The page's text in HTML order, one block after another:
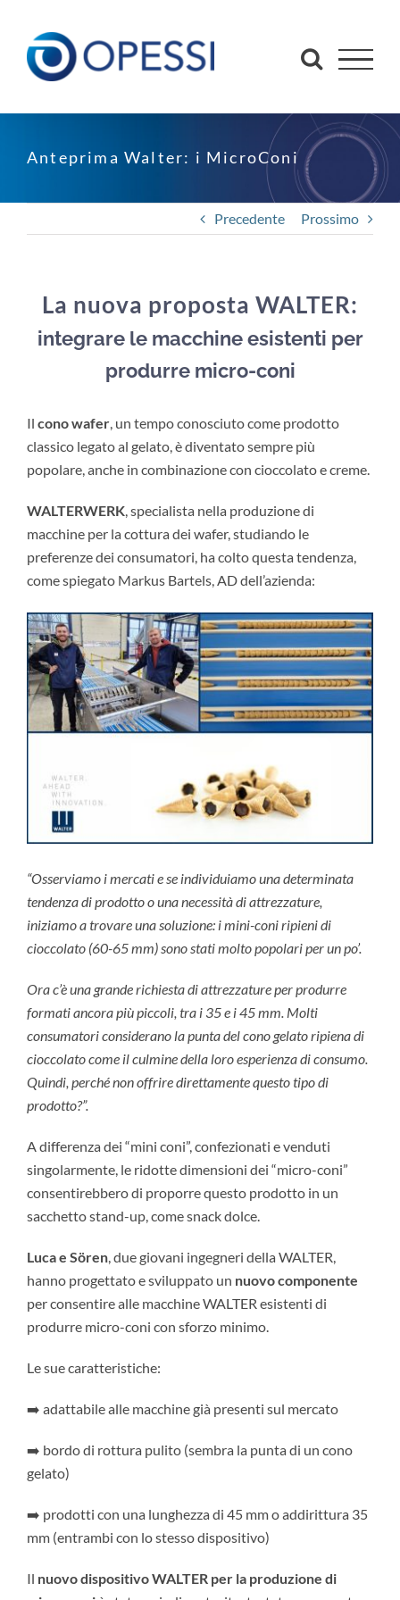
contenuto
Anteprima Walter: i MicroConi
Precedente Prossimo
La nuova proposta WALTER:
integrare le macchine esistenti per
produrre micro-coni
Il cono wafer, un tempo conosciuto come prodotto
classico legato al gelato, è diventato sempre più
popolare, anche in combinazione con cioccolato e creme.
WALTERWERK, specialista nella produzione di
macchine per la cottura dei wafer, studiando le
preferenze dei consumatori, ha colto questa tendenza,
come spiegato Markus Bartels, AD dell’azienda:
“Osserviamo i mercati e se individuiamo una determinata
tendenza di prodotto o una necessità di attrezzature,
iniziamo a trovare una soluzione: i mini-coni ripieni di
cioccolato (60-65 mm) sono stati molto popolari per un po’.
Ora c’è una grande richiesta di attrezzature per produrre
formati ancora più piccoli, tra i 35 e i 45 mm. Molti
consumatori considerano la punta del cono gelato ripiena di
cioccolato come il culmine della loro esperienza di consumo.
Quindi, perché non offrire direttamente questo tipo di
prodotto?”.
A differenza dei “mini coni”, confezionati e venduti
singolarmente, le ridotte dimensioni dei “micro-coni”
consentirebbero di proporre questo prodotto in un
sacchetto stand-up, come snack dolce.
Luca e Sören, due giovani ingegneri della WALTER,
hanno progettato e sviluppato un nuovo componente
per consentire alle macchine WALTER esistenti di
produrre micro-coni con sforzo minimo.
Le sue caratteristiche:
➡️ adattabile alle macchine già presenti sul mercato
➡️ bordo di rottura pulito (sembra la punta di un cono
gelato)
➡️ prodotti con una lunghezza di 45 mm o addirittura 35
mm (entrambi con lo stesso dispositivo)
Il nuovodispositivo WALTER per la produzione di